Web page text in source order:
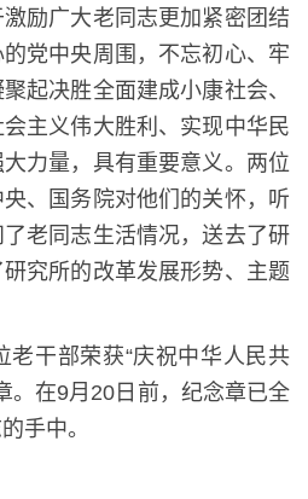
励广大老同志更加紧密团结
党中央周围，不忘初心、牢
起决胜全面建成小康社会、
主义伟大胜利、实现中华民
力量，具有重要意义。两位
、国务院对他们的关怀，听
老同志生活情况，送去了研
究所的改革发展形势、主题
老干部荣获“庆祝中华人民共
。在9月 20 日前，纪念章已全
手中。